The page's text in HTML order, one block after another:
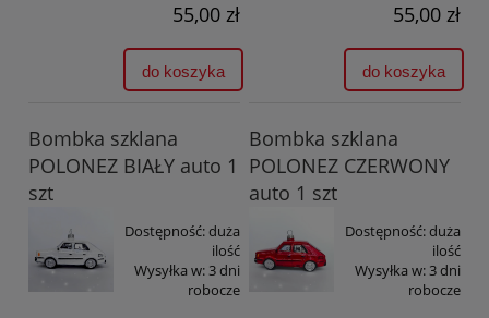
55,00 zł
do koszyka
55,00 zł
do koszyka
Bombka szklana
POLONEZ BIAŁY auto 1
szt
Dostępność:duża
ilość
Wysyłka w:3 dni
robocze
Bombka szklana
POLONEZ CZERWONY
auto 1 szt
Dostępność:duża
ilość
Wysyłka w:3 dni
robocze